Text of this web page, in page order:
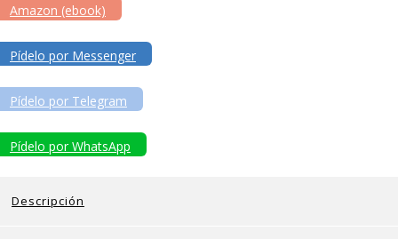
Amazon (ebook)
Pídelo por Messenger
Pídelo por Telegram
Pídelo por WhatsApp
Descripción